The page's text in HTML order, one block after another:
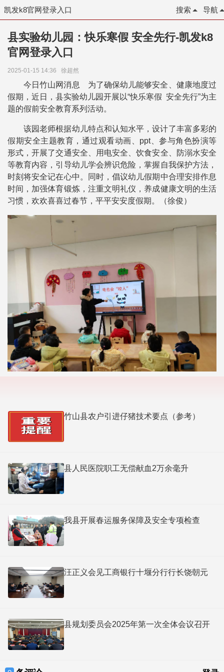
凯发k8官网登录入口 导航
搜索
县实验幼儿园：快乐寒假 安全先行-凯发k8
官网登录入口
2025-01-15 14:36 徐超然
今日竹山网消息 为了确保幼儿能够安全、健康地度过
假期，近日，县实验幼儿园开展以“快乐寒假 安全先行”为主
题的假前安全教育系列活动。
该园老师根据幼儿特点和认知水平，设计了丰富多彩的
假期安全主题教育，通过观看动画、ppt、参与角色扮演等
形式，开展了交通安全、用电安全、饮食安全、防溺水安全
等教育内容，引导幼儿学会辨识危险，掌握自我保护方法，
时刻将安全记在心中。同时，倡议幼儿假期中合理安排作息
时间，加强体育锻炼，注重文明礼仪，养成健康文明的生活
习惯，欢欢喜喜过春节，平平安安度假期。（徐俊）
竹山县农户引进仔猪技术要点（参考）
县人民医院职工无偿献血2万余毫升
我县开展春运服务保障及安全专项检查
汪正义会见工商银行十堰分行行长饶朝元
县规划委员会2025年第一次全体会议召开